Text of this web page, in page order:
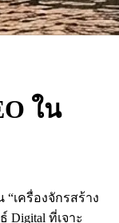
ใน
เครื่องจักรสร้าง
Digital ที่เจาะ